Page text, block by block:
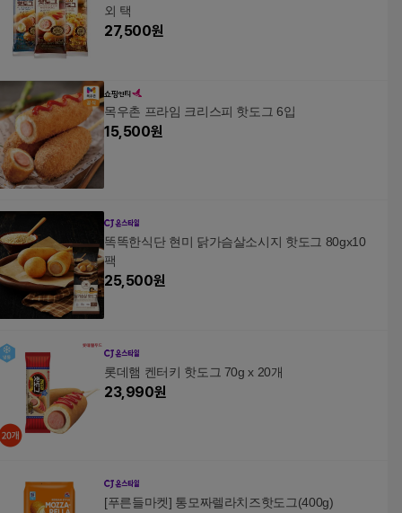
외 택
27,500원
목우촌 프라임 크리스피 핫도그 6입
15,500원
똑똑한식단 현미 닭가슴살소시지 핫도그 80gx10
팩
25,500원
롯데햄 켄터키 핫도그 70g x 20개
23,990원
[푸른들마켓] 통모짜렐라치즈핫도그(400g)